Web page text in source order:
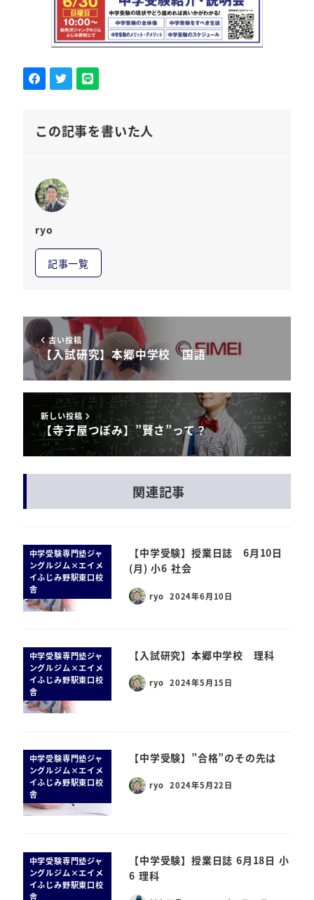
この記事を書いた人
ryo
記事一覧
古い投稿
【入試研究】本郷中学校 国語
新しい投稿
【寺子屋つぼみ】”賢さ”って？
関連記事
中学受験専門塾ジャ
ングルジム×エイメ
イふじみ野駅東口校
舎
【中学受験】授業日誌 6月10日
(月) 小6 社会
ryo 2024年6月10日
中学受験専門塾ジャ
ングルジム×エイメ
イふじみ野駅東口校
舎
【入試研究】本郷中学校 理科
ryo 2024年5月15日
中学受験専門塾ジャ
ングルジム×エイメ
イふじみ野駅東口校
舎
【中学受験】”合格”のその先は
ryo 2024年5月22日
中学受験専門塾ジャ
ングルジム×エイメ
イふじみ野駅東口校
舎
【中学受験】授業日誌 6月18日 小
6 理科